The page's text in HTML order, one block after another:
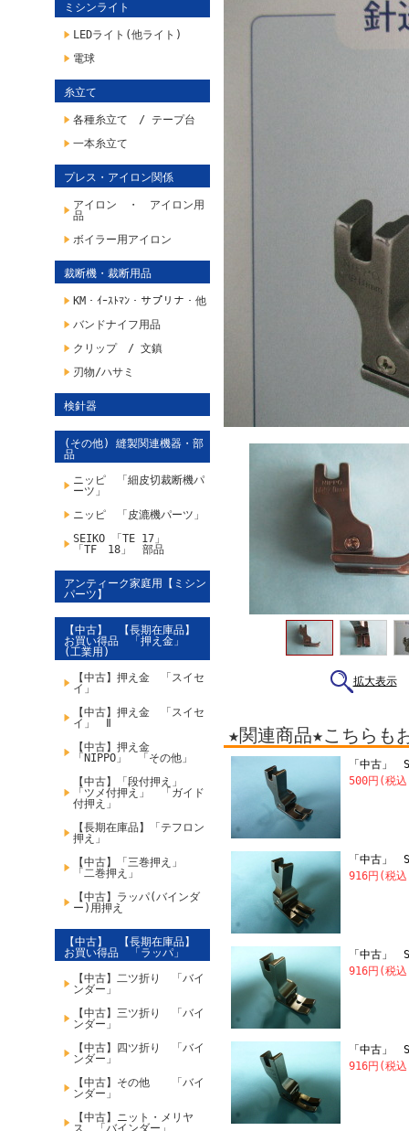
ミシンライト
LEDライト(他ライト)
電球
糸立て
各種糸立て / テープ台
一本糸立て
プレス・アイロン関係
アイロン ・ アイロン用
品
ボイラー用アイロン
裁断機・裁断用品
KM・ｲｰｽﾄﾏﾝ・サプリナ・他
バンドナイフ用品
クリップ / 文鎮
刃物/ハサミ
検針器
(その他) 縫製関連機器・部
品
ニッピ 「細皮切裁断機パ
ーツ」
ニッピ 「皮漉機パーツ」
SEIKO 「TE 17」
「TF 18」 部品
アンティーク家庭用【ミシン
パーツ】
【中古】 【長期在庫品】
お買い得品 「押え金」
(工業用)
【中古】押え金 「スイセ
イ」
【中古】押え金 「スイセ
イ」 Ⅱ
【中古】押え金
「NIPPO」 「その他」
【中古】「段付押え」
「ツメ付押え」 「ガイド
付押え」
【長期在庫品】「テフロン
押え」
【中古】「三巻押え」
「二巻押え」
【中古】ラッパ(バインダ
ー)用押え
【中古】 【長期在庫品】
お買い得品 「ラッパ」
【中古】二ツ折り 「バイ
ンダー」
【中古】三ツ折り 「バイ
ンダー」
【中古】四ツ折り 「バイ
ンダー」
【中古】その他 「バイ
ンダー」
【中古】ニット・メリヤ
ス 「バインダー」
拡大表示
★関連商品★こちら
「中古」
500円(税
「中古」
916円(税
「中古」
916円(税
「中古
916円(税